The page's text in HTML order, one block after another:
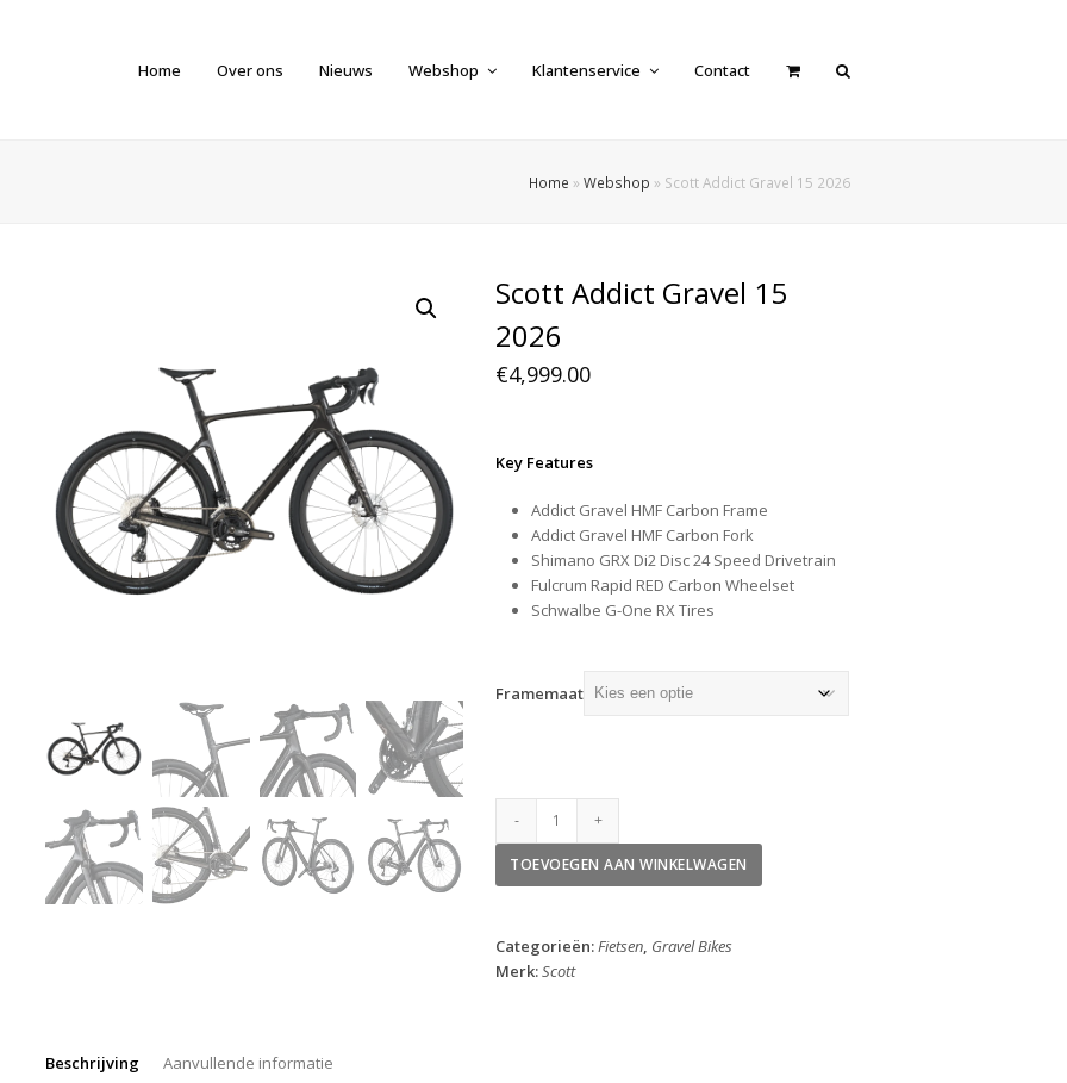
Home Over ons Nieuws Webshop Klantenservice Contact
Home » Webshop » Scott Addict Gravel 15 2026
Scott Addict Gravel 15
2026
€4,999.00
Key Features
Addict Gravel HMF Carbon Frame
Addict Gravel HMF Carbon Fork
Shimano GRX Di2 Disc 24 Speed Drivetrain
Fulcrum Rapid RED Carbon Wheelset
Schwalbe G-One RX Tires
Framemaat
Scott
Gravel
15
aantal
TOEVOEGEN AAN WINKELWAGEN
Categorieën:Fietsen, Gravel Bikes
Merk:Scott
Beschrijving Aanvullende informatie